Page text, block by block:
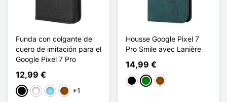
Funda con colgante de
cuero de imitación para el
Google Pixel 7 Pro
12,99 €
NegroBlancoAzul claro
Marrón
+1
Housse Google Pixel 7
Pro Smile avec Lanière
14,99 €
NegroVerdeMarrón